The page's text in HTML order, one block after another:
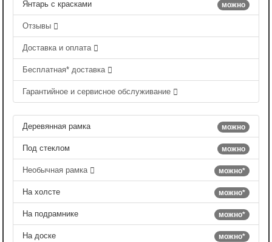
можно
Янтарь с красками
Отзывы
Доставка и оплата
Бесплатная* доставка
Гарантийное и сервисное обслуживание
можно
Деревянная рамка
можно
Под стеклом
можно*
Необычная рамка
можно*
На холсте
можно*
На подрамнике
можно*
На доске